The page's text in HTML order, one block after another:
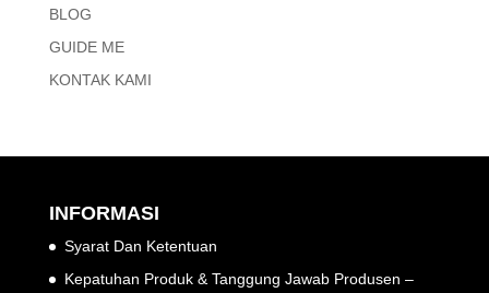
BLOG
GUIDE ME
KONTAK KAMI
INFORMASI
Syarat Dan Ketentuan
Kepatuhan Produk & Tanggung Jawab Produsen –